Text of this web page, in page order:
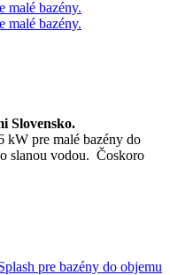
Slovensko.
kW pre malé bazény do
slanou vodou. Čoskoro